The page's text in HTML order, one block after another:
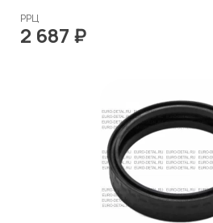
РРЦ
2 687 ₽